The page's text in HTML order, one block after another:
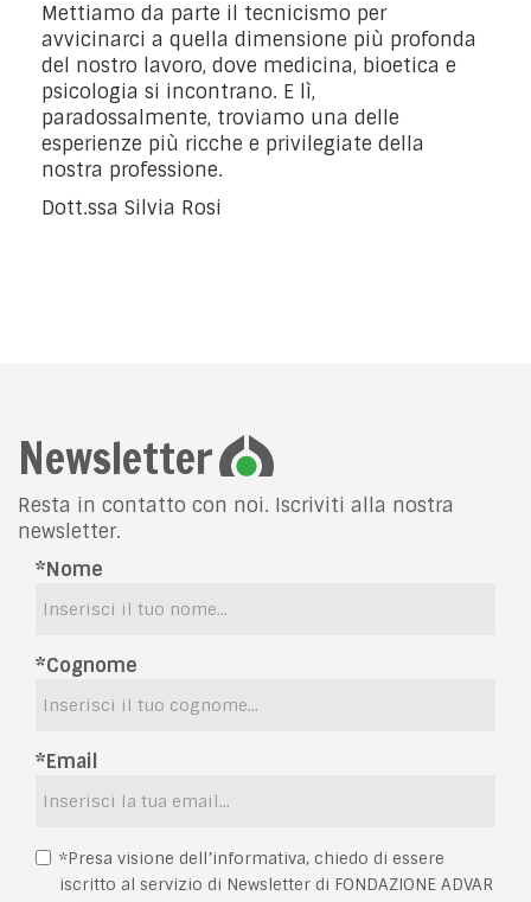
Mettiamo da parte il tecnicismo per
avvicinarci a quella dimensione più profonda
del nostro lavoro, dove medicina, bioetica e
psicologia si incontrano. E lì,
paradossalmente, troviamo una delle
esperienze più ricche e privilegiate della
nostra professione.
Dott.ssa Silvia Rosi
Newsletter
Resta in contatto con noi. Iscriviti alla nostra
newsletter.
*Nome
*Cognome
*Email
*Presa visione dell’informativa, chiedo di essere
iscritto al servizio di Newsletter di FONDAZIONE ADVAR